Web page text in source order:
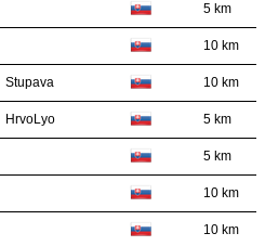
5 km
10 km
Stupava 10 km
HrvoLyo 5 km
5 km
10 km
10 km